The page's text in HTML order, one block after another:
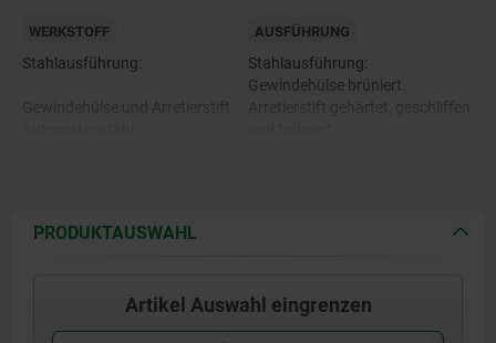
WERKSTOFF
Stahlausführung:
Arretierstift 1.4034.
AUSFÜHRUNG
Stahlausführung:
Gewindehülse brüniert.
PRODUKTAUSWAHL
Artikel Auswahl eingrenzen